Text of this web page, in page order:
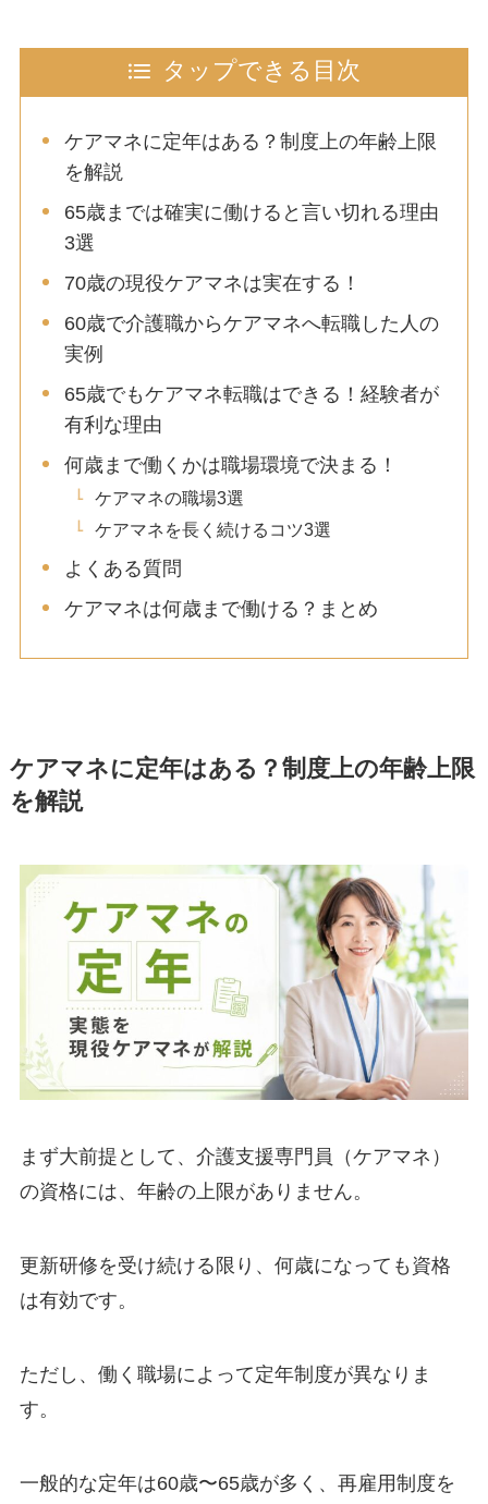
タップできる目次
ケアマネに定年はある？制度上の年齢上限
を解説
65歳までは確実に働けると言い切れる理由
3選
70歳の現役ケアマネは実在する！
60歳で介護職からケアマネへ転職した人の
実例
65歳でもケアマネ転職はできる！経験者が
有利な理由
何歳まで働くかは職場環境で決まる！
ケアマネの職場3選
ケアマネを長く続けるコツ3選
よくある質問
ケアマネは何歳まで働ける？まとめ
ケアマネに定年はある？制度上の年齢上限
を解説
まず大前提として、介護支援専門員（ケアマネ）
の資格には、年齢の上限がありません。
更新研修を受け続ける限り、何歳になっても資格
は有効です。
ただし、働く職場によって定年制度が異なりま
す。
一般的な定年は60歳〜65歳が多く、再雇用制度を